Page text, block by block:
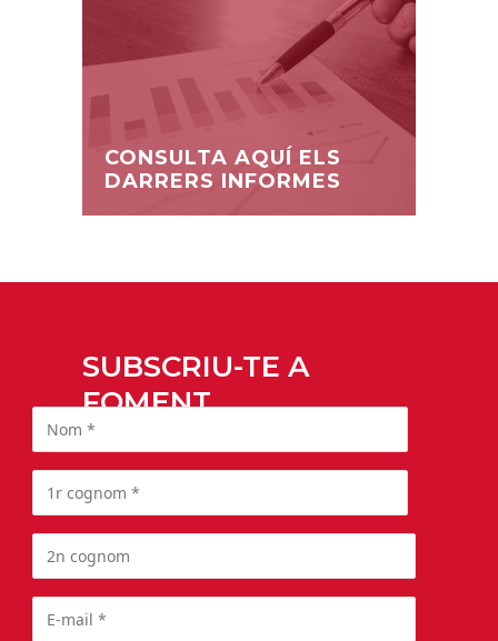
CONSULTA AQUÍ ELS
DARRERS INFORMES
SUBSCRIU-TE A
FOMENT